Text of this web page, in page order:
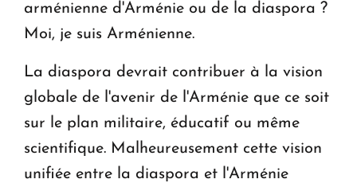
arménienne d'Arménie ou de la diaspora ?
Moi, je suis Arménienne.
La diaspora devrait contribuer à la vision
globale de l'avenir de l'Arménie que ce soit
sur le plan militaire, éducatif ou même
scientifique. Malheureusement cette vision
unifiée entre la diaspora et l'Arménie